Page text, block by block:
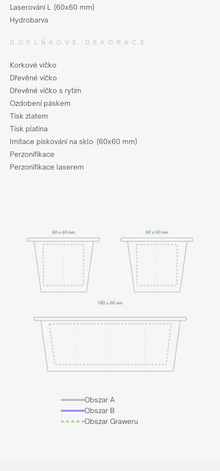
Laserování L (60x60 mm)
Hydrobarva
DOPLŇKOVÉ DEKORACE
Korkové víčko
Dřevěné víčko
Dřevěné víčko s rytím
Ozdobení páskem
Tisk zlatem
Tisk platina
Imitace pískování na sklo (60x60 mm)
Perzonifikace
Perzonifikace laserem
Obszar A
Obszar B
Obszar Graweru